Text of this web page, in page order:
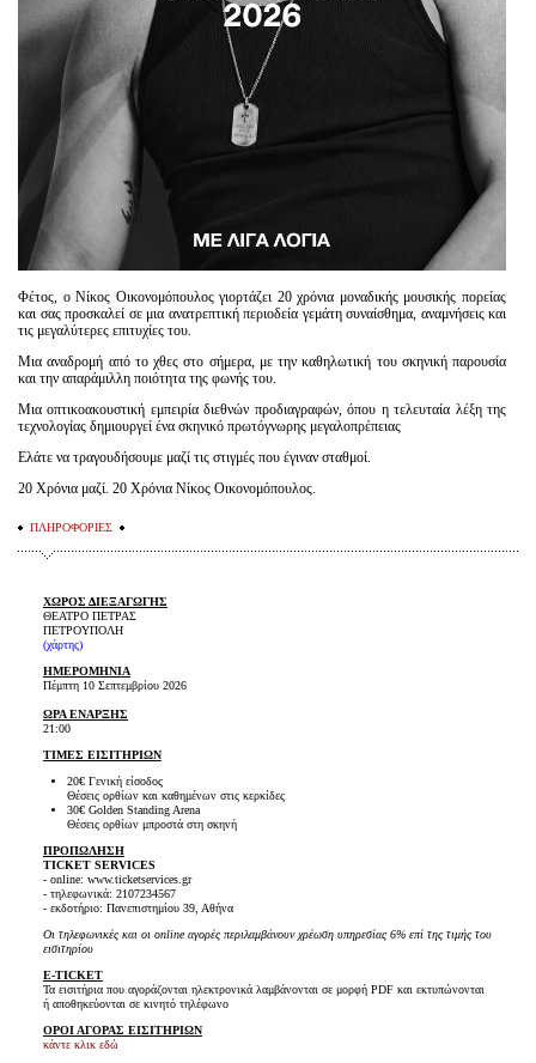
​Φέτος, ο Νίκος Οικονομόπουλος γιορτάζει 20 χρόνια μοναδικής μουσικής πορείας
και σας προσκαλεί σε μια ανατρεπτική περιοδεία γεμάτη συναίσθημα, αναμνήσεις και
τις μεγαλύτερες επιτυχίες του.
Μια αναδρομή από το χθες στο σήμερα, με την καθηλωτική του σκηνική παρουσία
και την απαράμιλλη ποιότητα της φωνής του.
Μια οπτικοακουστική εμπειρία διεθνών προδιαγραφών, όπου η τελευταία λέξη της
τεχνολογίας δημιουργεί ένα σκηνικό πρωτόγνωρης μεγαλοπρέπειας
​Ελάτε να τραγουδήσουμε μαζί τις στιγμές που έγιναν σταθμοί.
​20 Χρόνια μαζί. 20 Χρόνια Νίκος Οικονομόπουλος.
ΠΛΗΡΟΦΟΡΙΕΣ
ΧΩΡΟΣ ΔΙΕΞΑΓΩΓΗΣ
ΘΕΑΤΡΟ ΠΕΤΡΑΣ
ΠΕΤΡΟΥΠΟΛΗ
(χάρτης)
ΗΜΕΡΟΜΗΝΙΑ
Πέμπτη 10 Σεπτεμβρίου 2026
ΩΡΑ ΕΝΑΡΞΗΣ
21:00
ΤΙΜΕΣ ΕΙΣΙΤΗΡΙΩΝ
20€ Γενική είσοδος
Θέσεις ορθίων και καθημένων στις κερκίδες
30€ Golden Standing Arena
Θέσεις ορθίων μπροστά στη σκηνή
ΠΡΟΠΩΛΗΣΗ
TICKET SERVICES
- online: www.ticketservices.gr
- τηλεφωνικά: 2107234567
- εκδοτήριο: Πανεπιστημίου 39, Αθήνα
Οι τηλεφωνικές και οι online αγορές περιλαμβάνουν χρέωση υπηρεσίας 6% επί της τιμής του
εισιτηρίου
E-TICKET
Τα εισιτήρια που αγοράζονται ηλεκτρονικά λαμβάνονται σε μορφή PDF και εκτυπώνονται
ή αποθηκεύονται σε κινητό τηλέφωνο
ΟΡΟΙ ΑΓΟΡΑΣ ΕΙΣΙΤΗΡΙΩΝ
κάντε κλικ εδώ